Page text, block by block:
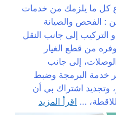
كل ما يلزمك من خدمات
: الفحص والصيانة
التركيب إلى جانب النقل
من قطع الغيار
إلى جانب
خدمة البرمجة وضبط
وتجديد اشتراك بي أن
... اقرأ المزيد